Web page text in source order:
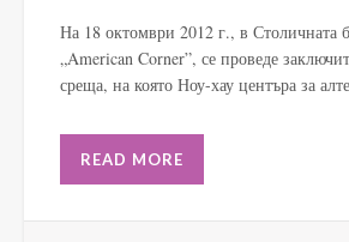
На 18 октомври 2012 г., в Столичната
„American Corner”, се проведе
среща, на която Ноу-хау центъра за
READ MORE